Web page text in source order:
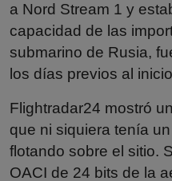
a Nord Stream 1 y
capacidad de las
submarino de Rusia,
los días previos al
Flightradar24 mostró
que ni siquiera tenía
flotando sobre el sitio.
OACI de 24 bits de la